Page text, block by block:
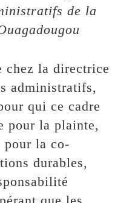
de la
chez la directrice
administratifs,
qui ce cadre
pour la plainte,
pour la co-
durables,